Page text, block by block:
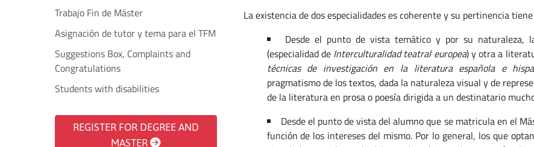
Trabajo Fin de Máster
Asignación de tutor y tema para el TFM
Suggestions Box, Complaints and
Congratulations
Students with disabilities
REGISTER FOR DEGREE AND
MASTER
La existencia de dos especialidades es coherente y su pertinencia
Desde el punto de vista temático y por su naturaleza,
(especialidad de Interculturalidad teatral europea) y otra a
técnicas de investigación en la literatura española e
pragmatismo de los textos, dada la naturaleza visual y de
de la literatura en prosa o poesía dirigida a un destinatario
Desde el punto de vista del alumno que se matricula en el
función de los intereses del mismo. Por lo general, los que